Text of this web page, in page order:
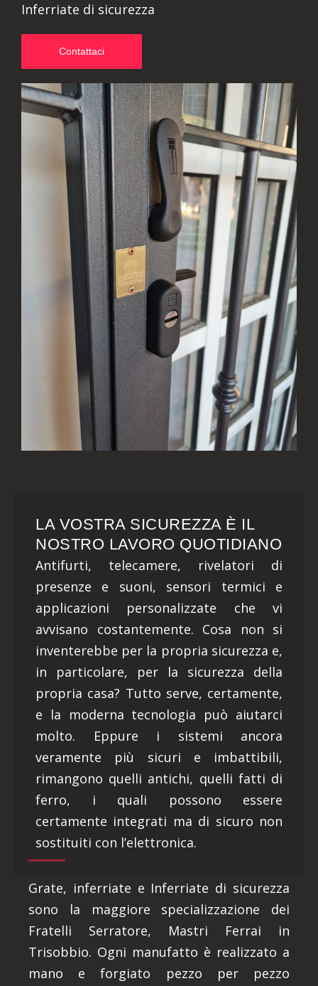
Inferriate di sicurezza
Contattaci
LA VOSTRA SICUREZZA È IL
NOSTRO LAVORO QUOTIDIANO
Antifurti, telecamere, rivelatori di
presenze e suoni, sensori termici e
applicazioni personalizzate che vi
avvisano costantemente. Cosa non si
inventerebbe per la propria sicurezza e,
in particolare, per la sicurezza della
propria casa? Tutto serve, certamente,
e la moderna tecnologia può aiutarci
molto. Eppure i sistemi ancora
veramente più sicuri e imbattibili,
rimangono quelli antichi, quelli fatti di
ferro, i quali possono essere
certamente integrati ma di sicuro non
sostituiti con l’elettronica.
Grate, inferriate e Inferriate di sicurezza
sono la maggiore specializzazione dei
Fratelli Serratore, Mastri Ferrai in
Trisobbio. Ogni manufatto è realizzato a
mano e forgiato pezzo per pezzo